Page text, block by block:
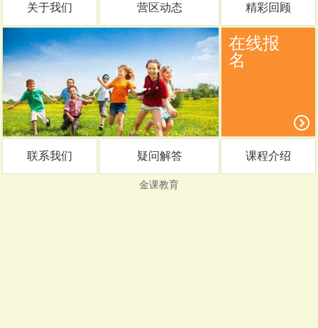
关于我们 营区动态 精彩回顾
在线报
名
联系我们 疑问解答 课程介绍
金课教育